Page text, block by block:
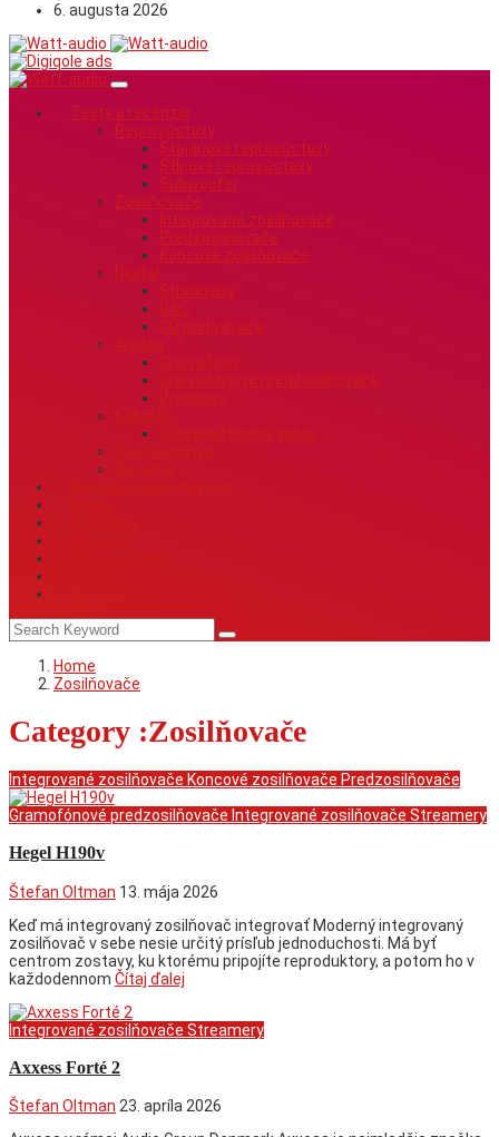
6. augusta 2026
Testy a recenzie
Reprosústavy
Stojanové reprosústavy
Stĺpové reprosústavy
Subwoofer
Zosilňovače
Integrované zosilňovače
Predzosilňovače
Koncové zosilňovače
Digital
Streamery
DAC
CD prehrávače
Analóg
Gramofóny
Gramofónové predzosilňovače
Home
Zosilňovače
Category :Zosilňovače
Integrované zosilňovače Koncové zosilňovače Predzosilňovače
Gramofónové predzosilňovače Integrované zosilňovače Streamery
Hegel H190v
Štefan Oltman 13. mája 2026
Keď má integrovaný zosilňovač integrovať Moderný integrovaný
zosilňovač v sebe nesie určitý prísľub jednoduchosti. Má byť
centrom zostavy, ku ktorému pripojíte reproduktory, a potom ho v
každodennom Čítaj ďalej
Integrované zosilňovače Streamery
Axxess Forté 2
Štefan Oltman 23. apríla 2026